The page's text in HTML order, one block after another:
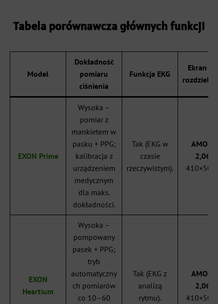
Tabela porównawcza głównych funkcji
Model
Dokładność
pomiaru
ciśnienia
Funkcja EKG
Ekran
EXON Prime
Wysoka –
pomiar z
mankietem w
pasku + PPG;
kalibracja z
urządzeniem
medycznym
dla maks.
dokładności.
Tak (EKG w
czasie
rzeczywistym).
2,06″
410×502
EXON
Heartium
Wysoka –
pompowany
pasek + PPG;
tryb
automatyczny
ch pomiarów
co 10–60
Tak (EKG z
analizą
rytmu).
2,06″
410×502